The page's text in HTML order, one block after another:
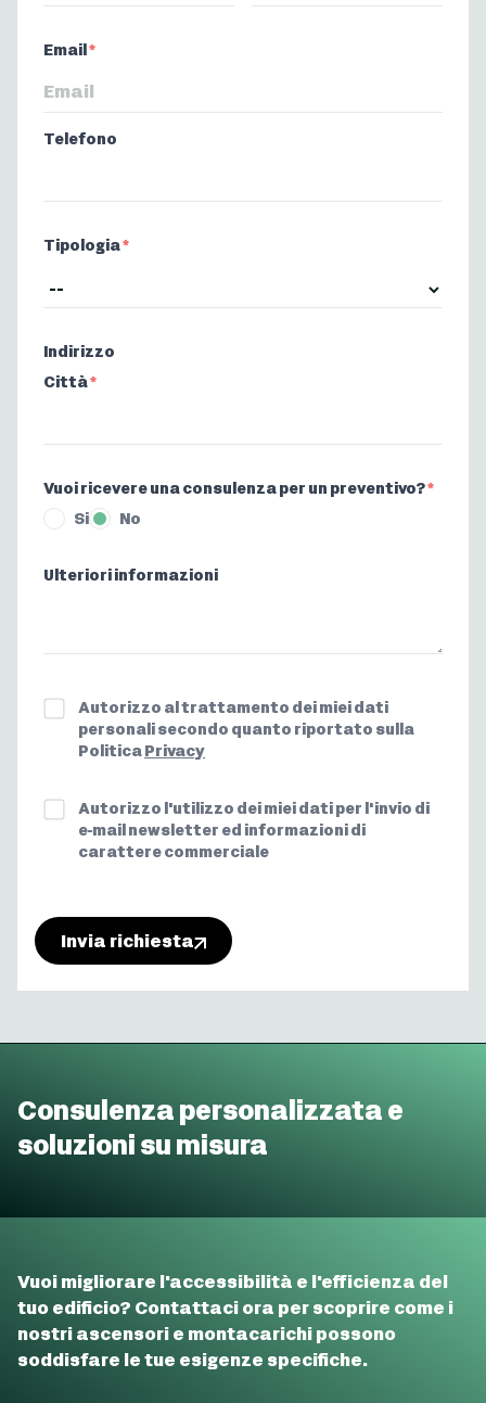
Email *
Telefono
Tipologia*
Indirizzo
Città*
Vuoi ricevere una consulenza per un preventivo?*
Si No
Ulteriori informazioni
Privacy*
Autorizzo al trattamento dei miei dati
personali secondo quanto riportato sulla
Politica Privacy
Newsletter
Autorizzo l'utilizzo dei miei dati per l'invio di
e-mail newsletter ed informazioni di
carattere commerciale
Invia richiesta
Consulenza personalizzata e
soluzioni su misura
Vuoi migliorare l'accessibilità e l'efficienza del
tuo edificio? Contattaci ora per scoprire come i
nostri ascensori e montacarichi possono
soddisfare le tue esigenze specifiche.